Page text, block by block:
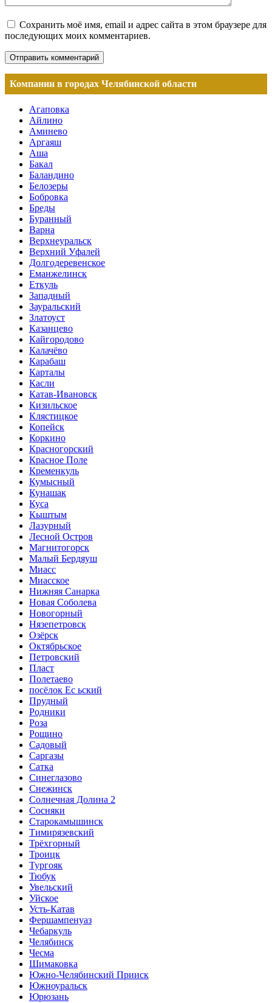
Сохранить моё имя, email и адрес сайта в этом браузере для
последующих моих комментариев.
Компании в городах Челябинской области
Агаповка
Айлино
Аминево
Аргаяш
Аша
Бакал
Баландино
Белозеры
Бобровка
Бреды
Буранный
Варна
Верхнеуральск
Верхний Уфалей
Долгодеревенское
Еманжелинск
Еткуль
Западный
Зауральский
Златоуст
Казанцево
Кайгородово
Калачёво
Карабаш
Карталы
Касли
Катав-Ивановск
Кизильское
Клястицкое
Копейск
Коркино
Красногорский
Красное Поле
Кременкуль
Кумысный
Кунашак
Куса
Кыштым
Лазурный
Лесной Остров
Магнитогорск
Малый Бердяуш
Миасс
Миасское
Нижняя Санарка
Новая Соболева
Новогорный
Нязепетровск
Озёрск
Октябрьское
Петровский
Пласт
Полетаево
посёлок Ес ьский
Прудный
Родники
Роза
Рощино
Садовый
Саргазы
Сатка
Синеглазово
Снежинск
Солнечная Долина 2
Сосняки
Старокамышинск
Тимирязевский
Трёхгорный
Троицк
Тургояк
Тюбук
Увельский
Уйское
Усть-Катав
Фершампенуаз
Чебаркуль
Челябинск
Чесма
Шимаковка
Южно-Челябинский Прииск
Южноуральск
Юрюзань